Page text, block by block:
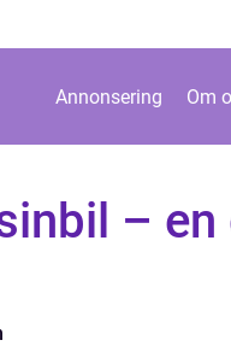
Annonsering Om
–